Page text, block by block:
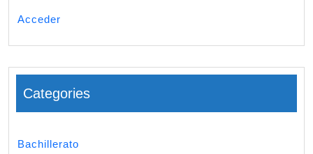
Acceder
Categories
Bachillerato